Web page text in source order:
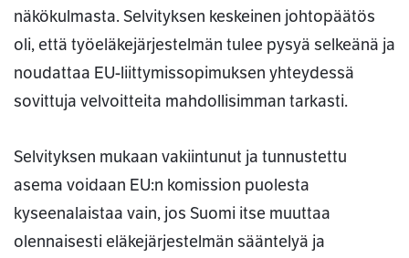
näkökulmasta. Selvityksen keskeinen johtopäätös
oli, että työeläkejärjestelmän tulee pysyä selkeänä ja
noudattaa EU-liittymissopimuksen yhteydessä
sovittuja velvoitteita mahdollisimman tarkasti.
Selvityksen mukaan vakiintunut ja tunnustettu
asema voidaan EU:n komission puolesta
kyseenalaistaa vain, jos Suomi itse muuttaa
olennaisesti eläkejärjestelmän sääntelyä ja